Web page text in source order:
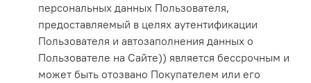
персональных данных Пользователя,
предоставляемый в целях аутентификации
Пользователя и автозаполнения данных о
Пользователе на Сайте)) является бессрочным и
может быть отозвано Покупателем или его